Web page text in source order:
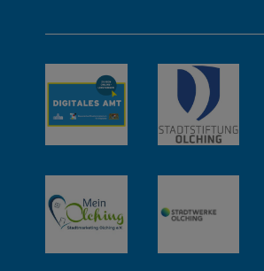
w
e
i
t
e
r
e